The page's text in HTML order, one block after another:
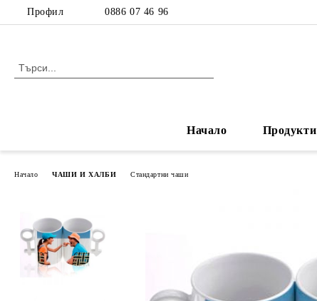
Профил 0886 07 46 96
Начало Продукти
Начало ЧАШИ И ХАЛБИ Стандартни чаши